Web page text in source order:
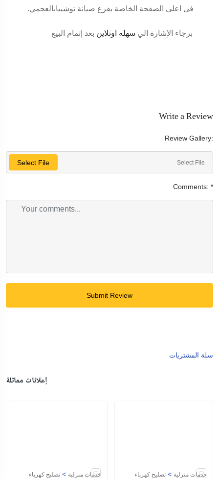
فى اعلى الصفحة الخاصة بفرع صيانة توشيبابالعجمي.
برجاء الإشارة الي سهله اونلاين بعد إتمام البيع
Write a Review
Review Gallery:
Select File Select File
Comments: *
Submit Review
سلة المشتريات
إعلانات مماثلة
خدمات منزلية > تصليح كهرباء خدمات منزلية > تصليح كهرباء